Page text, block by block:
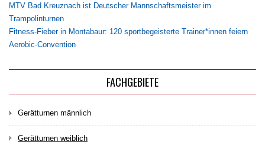
MTV Bad Kreuznach ist Deutscher Mannschaftsmeister im
Trampolinturnen
Fitness-Fieber in Montabaur: 120 sportbegeisterte Trainer*innen feiern
Aerobic-Convention
FACHGEBIETE
Gerätturnen männlich
Gerätturnen weiblich